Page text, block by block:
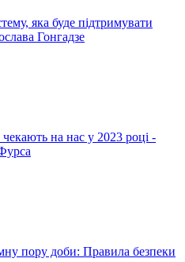
яка буде підтримувати
Гонгадзе
чекають на нас у 2023 році -
пору доби: Правила безпеки